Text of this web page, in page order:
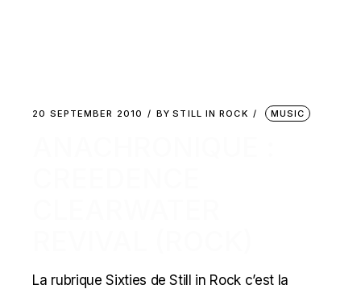
20 SEPTEMBER 2010 BY STILL IN ROCK MUSIC
La rubrique Sixties de Still in Rock c’est la